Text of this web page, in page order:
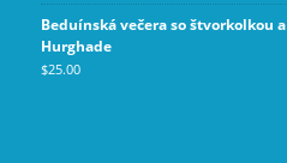
Beduínská večera so štvorkolkou
Hurghade
$25.00